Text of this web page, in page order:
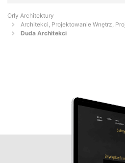
Orły Architektury
Architekci, Projektowanie Wnętrz,
Duda Architekci